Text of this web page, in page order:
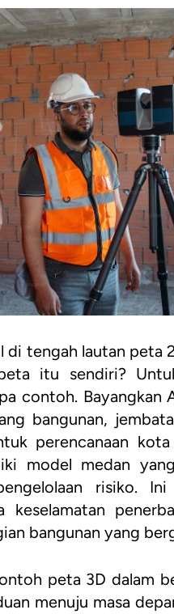
tengah lautan peta
itu sendiri?
contoh. Bayangkan
bangunan,
perencanaan
model medan
risiko.
keselamatan
bangunan yang
peta 3D dalam
menuju masa